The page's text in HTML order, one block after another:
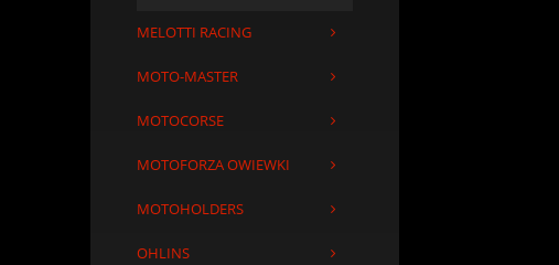
MELOTTI RACING
MOTO-MASTER
MOTOCORSE
MOTOFORZA OWIEWKI
MOTOHOLDERS
OHLINS